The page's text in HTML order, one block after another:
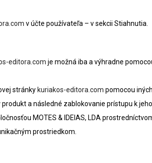
v účte používateľa – v sekcii Stiahnutia.
editora.com je možná iba a výhradne
stránky kuriakos-editora.com pomocou
a následné zablokovanie prístupu k jeho
MOTES & IDEIAS, LDA
prostriedkom.